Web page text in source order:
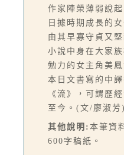
作家陣榮薄弱說
日據時期成長的
由其早寡守貞又
小說中身在大家
勉力的女主角美
本日文書寫的中
《流》，可謂歷
至今。(文/廖淑芳)
其他說明: 本筆資
600字稿紙。